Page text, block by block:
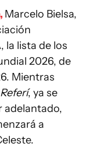
Marcelo Bielsa,
la lista de los
2026, de
Mientras
Referí, ya se
adelantado,
a